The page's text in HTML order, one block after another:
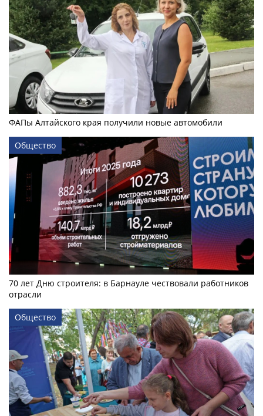
ФАПы Алтайского края получили новые автомобили
Общество
70 лет Дню строителя: в Барнауле чествовали работников
отрасли
Общество